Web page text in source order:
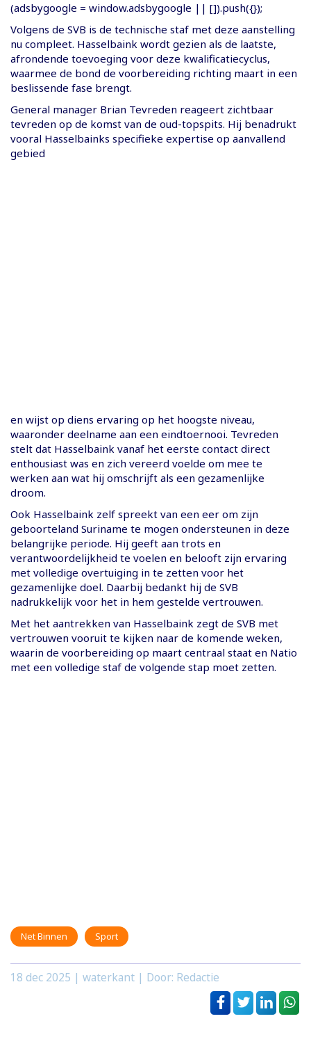
(adsbygoogle = window.adsbygoogle || []).push({});
Volgens de SVB is de technische staf met deze aanstelling
nu compleet. Hasselbaink wordt gezien als de laatste,
afrondende toevoeging voor deze kwalificatiecyclus,
waarmee de bond de voorbereiding richting maart in een
beslissende fase brengt.
General manager Brian Tevreden reageert zichtbaar
tevreden op de komst van de oud-topspits. Hij benadrukt
vooral Hasselbainks specifieke expertise op aanvallend
gebied
en wijst op diens ervaring op het hoogste niveau,
waaronder deelname aan een eindtoernooi. Tevreden
stelt dat Hasselbaink vanaf het eerste contact direct
enthousiast was en zich vereerd voelde om mee te
werken aan wat hij omschrijft als een gezamenlijke
droom.
Ook Hasselbaink zelf spreekt van een eer om zijn
geboorteland Suriname te mogen ondersteunen in deze
belangrijke periode. Hij geeft aan trots en
verantwoordelijkheid te voelen en belooft zijn ervaring
met volledige overtuiging in te zetten voor het
gezamenlijke doel. Daarbij bedankt hij de SVB
nadrukkelijk voor het in hem gestelde vertrouwen.
Met het aantrekken van Hasselbaink zegt de SVB met
vertrouwen vooruit te kijken naar de komende weken,
waarin de voorbereiding op maart centraal staat en Natio
met een volledige staf de volgende stap moet zetten.
Net Binnen Sport
18 dec 2025 | waterkant | Door: Redactie